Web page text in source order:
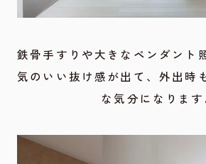
鉄骨手すりや大きなペンダント
気のいい抜け感が出て、外出時
な気分になります